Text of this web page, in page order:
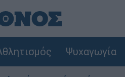
Ψυχαγωγία